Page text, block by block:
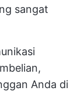
sangat
Anda di